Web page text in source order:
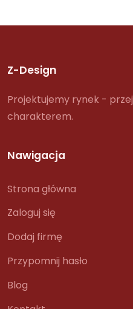
Z-Design
Projektujemy rynek -
charakterem.
Nawigacja
Strona główna
Zaloguj się
Dodaj firmę
Przypomnij hasło
Blog